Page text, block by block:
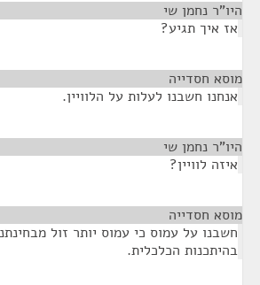
היו"ר נחמן שי
אז איך תגיע?
מוסא חסדייה
אנחנו חשבנו לעלות על הלוויין.
היו"ר נחמן שי
איזה לוויין?
מוסא חסדייה
חשבנו על עמוס כי עמוס יותר זול
בהיתכנות הכלכלית.